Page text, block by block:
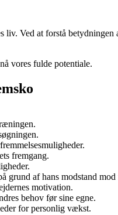
Ved at forstå
vores fulde potentiale.
fremgang.
grund af hans modstand
motivation.
behov før sine egne.
for personlig vækst.